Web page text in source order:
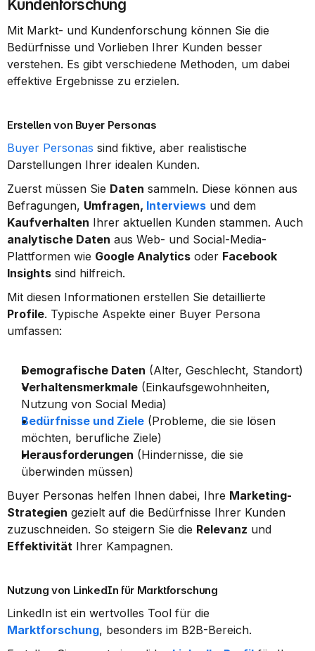
Kundenforschung
Mit Markt- und Kundenforschung können Sie die
Bedürfnisse und Vorlieben Ihrer Kunden besser
verstehen. Es gibt verschiedene Methoden, um dabei
effektive Ergebnisse zu erzielen.
Erstellen von Buyer Personas
Buyer Personas sind fiktive, aber realistische
Darstellungen Ihrer idealen Kunden.
Zuerst müssen Sie Daten sammeln. Diese können aus
Befragungen, Umfragen, Interviews
Kaufverhalten
analytische Daten aus Web- und Social-Media-
Plattformen wie Google Analytics oder Facebook
Insights sind hilfreich.
Profile. Typische Aspekte einer Buyer Persona
umfassen:
Demografische Daten (Alter, Geschlecht, Standort)
Verhaltensmerkmale (Einkaufsgewohnheiten,
Nutzung von Social Media)
Bedürfnisse und Ziele (Probleme, die sie lösen
möchten, berufliche Ziele)
Herausforderungen (Hindernisse, die sie
überwinden müssen)
Buyer Personas helfen Ihnen dabei, Ihre Marketing-
Strategien gezielt auf die Bedürfnisse Ihrer Kunden
zuzuschneiden. So steigern Sie die Relevanz
Effektivität Ihrer Kampagnen.
Nutzung von LinkedIn für Marktforschung
Marktforschung, besonders im B2B-Bereich.